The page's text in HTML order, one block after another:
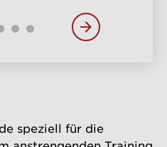
speziell für die